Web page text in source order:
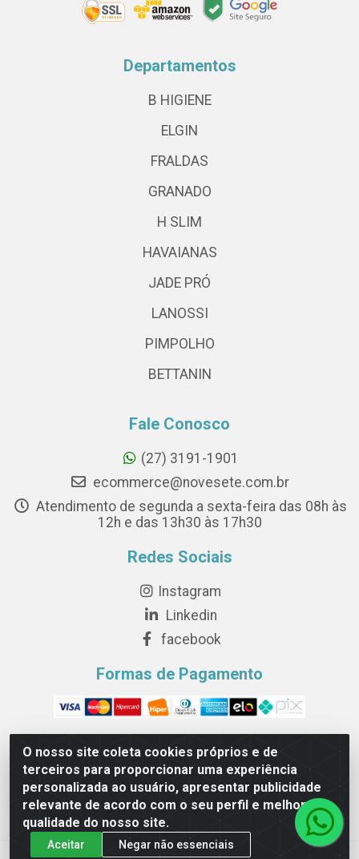
O nosso site coleta cookies próprios e de
terceiros para proporcionar uma experiência
personalizada ao usuário, apresentar publicidade
relevante de acordo com o seu perfil e melhorar a
qualidade do nosso site.
Aceitar Negar não essenciais
Departamentos
B HIGIENE
ELGIN
FRALDAS
GRANADO
H SLIM
HAVAIANAS
JADE PRÓ
LANOSSI
PIMPOLHO
BETTANIN
Fale Conosco
(27) 3191-1901
ecommerce@novesete.com.br
Atendimento de segunda a sexta-feira das 08h às
12h e das 13h30 às 17h30
Redes Sociais
Instagram
Linkedin
facebook
Formas de Pagamento
Novesete Distribuidora LTDA - Avenida Setecentos, S/N,
Terminal Intermodal da Serra, Serra/ES - CEP 29161-414 -
CNPJ 29.479.604/0001-44